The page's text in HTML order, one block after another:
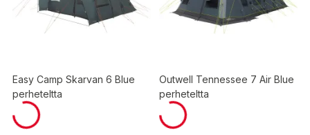
Easy Camp Skarvan 6 Blue
perheteltta
Outwell Tennessee 7 Air Blue
perheteltta